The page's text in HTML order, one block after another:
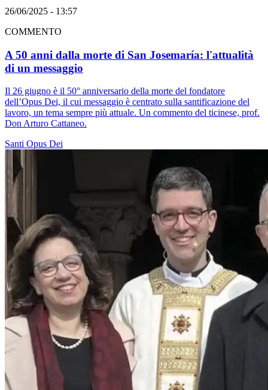
26/06/2025 - 13:57
COMMENTO
A 50 anni dalla morte di San Josemaría: l'attualità
di un messaggio
Il 26 giugno è il 50° anniversario della morte del fondatore
dell’Opus Dei, il cui messaggio è centrato sulla santificazione del
lavoro, un tema sempre più attuale. Un commento del ticinese, prof.
Don Arturo Cattaneo.
Santi Opus Dei